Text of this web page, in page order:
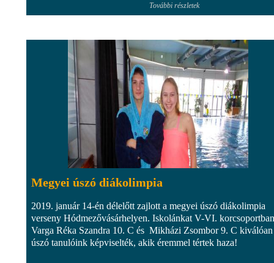
További részletek
Megyei úszó diákolimpia
2019. január 14-én délelőtt zajlott a megyei úszó diákolimpia
verseny Hódmezővásárhelyen. Iskolánkat V-VI. korcsoportban
Varga Réka Szandra 10. C és Mikházi Zsombor 9. C kiválóan
úszó tanulóink képviselték, akik éremmel tértek haza!